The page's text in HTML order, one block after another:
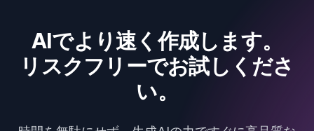
AIでより速く作成します。
リスクフリーでお試しくださ
い。